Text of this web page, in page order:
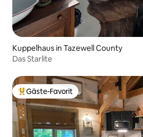
Kuppelhaus in Tazewell County
Das Starlite
Beliebter Gäste-Favorit.
Gäste-Favorit